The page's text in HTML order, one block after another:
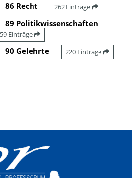
86 Recht 262 Einträge
89 Politikwissenschaften
59 Einträge
90 Gelehrte 220 Einträge